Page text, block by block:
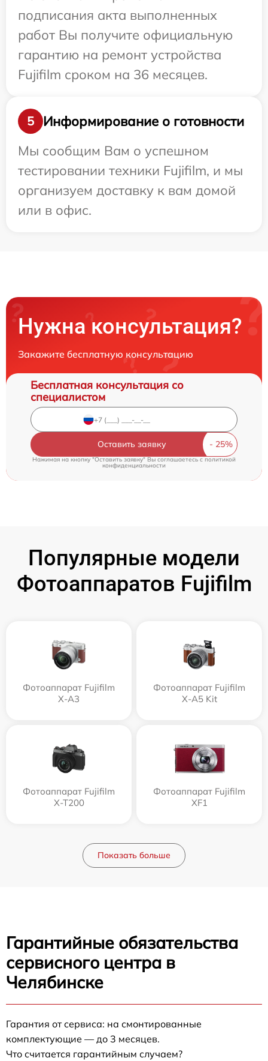
подписания акта выполненных
работ Вы получите официальную
гарантию на ремонт устройства
Fujifilm сроком на 36 месяцев.
5
Информирование о готовности
Мы сообщим Вам о успешном
тестировании техники Fujifilm, и мы
организуем доставку к вам домой
или в офис.
Нужна консультация?
Закажите бесплатную консультацию
Бесплатная консультация со
специалистом
Оставить заявку
Нажимая на кнопку "Оставить заявку" Вы соглашаетесь c политикой
конфиденциальности
Популярные модели
Фотоаппаратов Fujifilm
Фотоаппарат Fujifilm
X-A3
Фотоаппарат Fujifilm
X-A5 Kit
Фотоаппарат Fujifilm
X-T200
Фотоаппарат Fujifilm
XF1
Показать больше
Гарантийные обязательства
сервисного центра в
Челябинске
Гарантия от сервиса: на смонтированные
комплектующие — до 3 месяцев.
Что считается гарантийным случаем?